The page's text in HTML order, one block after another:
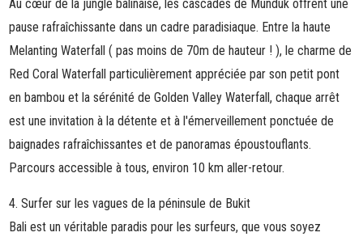
Au cœur de la jungle balinaise, les cascades de Munduk offrent une
pause rafraîchissante dans un cadre paradisiaque. Entre la haute
Melanting Waterfall( pas moins de 70m de hauteur ! ), le charme de
Red Coral Waterfallparticulièrement appréciée par son petit pont
en bambou et la sérénité de Golden Valley Waterfall, chaque arrêt
est une invitation à la détente et à l'émerveillement ponctuée de
baignades rafraîchissantes et de panoramas époustouflants.
Parcours accessible à tous, environ 10 km aller-retour.
4. Surfer sur les vagues de la péninsule de Bukit
Bali est un véritable paradis pour les surfeurs, que vous soyez